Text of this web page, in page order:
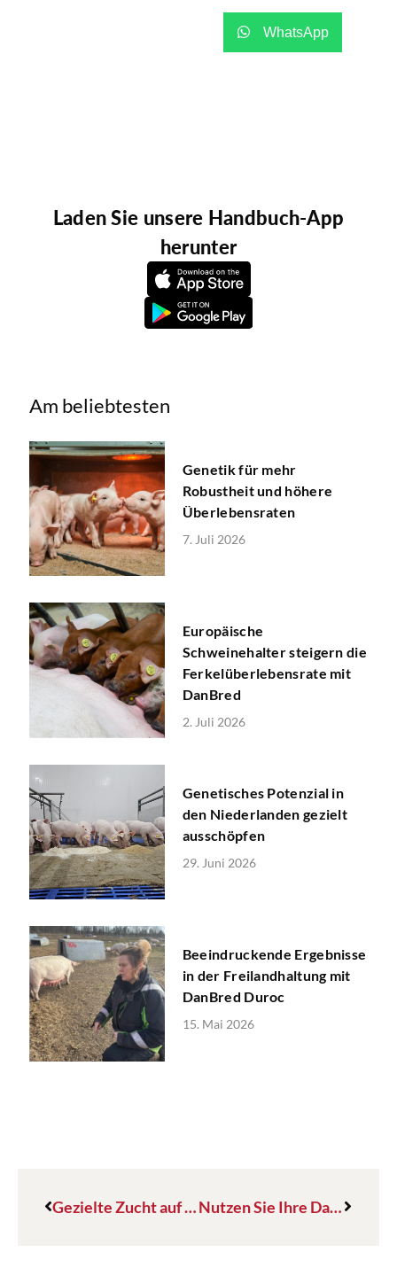
WhatsApp
Laden Sie unsere Handbuch-App
herunter
Am beliebtesten
Genetik für mehr
Robustheit und höhere
Überlebensraten
7. Juli 2026
Europäische
Schweinehalter steigern die
Ferkelüberlebensrate mit
DanBred
2. Juli 2026
Genetisches Potenzial in
den Niederlanden gezielt
ausschöpfen
29. Juni 2026
Beeindruckende Ergebnisse
in der Freilandhaltung mit
DanBred Duroc
15. Mai 2026
Gezielte Zucht auf universelle Robustheit Nutzen Sie Ihre Daten, um die Langlebigkeit ihrer Sauen zu erhöhen